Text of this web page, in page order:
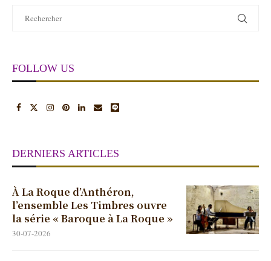
FOLLOW US
DERNIERS ARTICLES
À La Roque d’Anthéron,
l’ensemble Les Timbres ouvre
la série « Baroque à La Roque »
30-07-2026